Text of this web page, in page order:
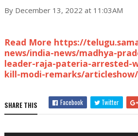
By December 13, 2022 at 11:03AM
Read More https://
news/india-news/madhya-
leader-raja-pateria-arrested-
kill-modi-remarks/articleshow/
SHARE THIS Facebook Twitter